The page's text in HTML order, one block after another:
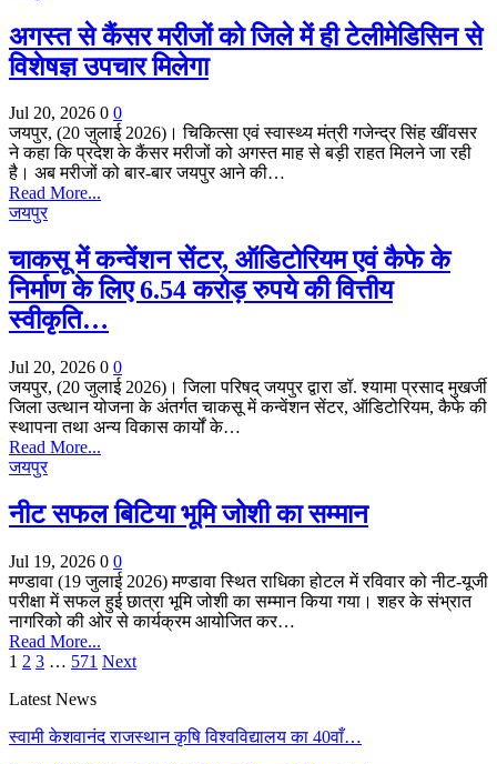
अगस्त से कैंसर मरीजों को जिले में ही टेलीमेडिसिन से
विशेषज्ञ उपचार मिलेगा
Jul 20, 2026 0 0
जयपुर, (20 जुलाई 2026)। चिकित्सा एवं स्वास्थ्य मंत्री गजेन्द्र सिंह खींवसर
ने कहा कि प्रदेश के कैंसर मरीजों को अगस्त माह से बड़ी राहत मिलने जा रही
है। अब मरीजों को बार-बार जयपुर आने की…
Read More...
जयपुर
चाकसू में कन्वेंशन सेंटर, ऑडिटोरियम एवं कैफे के
निर्माण के लिए 6.54 करोड़ रुपये की वित्तीय
स्वीकृति…
Jul 20, 2026 0 0
जयपुर, (20 जुलाई 2026)। जिला परिषद् जयपुर द्वारा डॉ. श्यामा प्रसाद मुखर्जी
जिला उत्थान योजना के अंतर्गत चाकसू में कन्वेंशन सेंटर, ऑडिटोरियम, कैफे की
स्थापना तथा अन्य विकास कार्यों के…
Read More...
जयपुर
नीट सफल बिटिया भूमि जोशी का सम्मान
Jul 19, 2026 0 0
मण्डावा (19 जुलाई 2026) मण्डावा स्थित राधिका होटल में रविवार को नीट-यूजी
परीक्षा में सफल हुई छात्रा भूमि जोशी का सम्मान किया गया। शहर के संभ्रात
नागरिको की ओर से कार्यक्रम आयोजित कर…
Read More...
1 2 3 … 571 Next
Latest News
स्वामी केशवानंद राजस्थान कृषि विश्वविद्यालय का 40वाँ…